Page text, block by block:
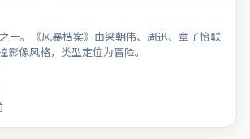
一。《风暴档案》由梁朝伟、周迅、章子怡联
影像风格，类型定位为冒险。